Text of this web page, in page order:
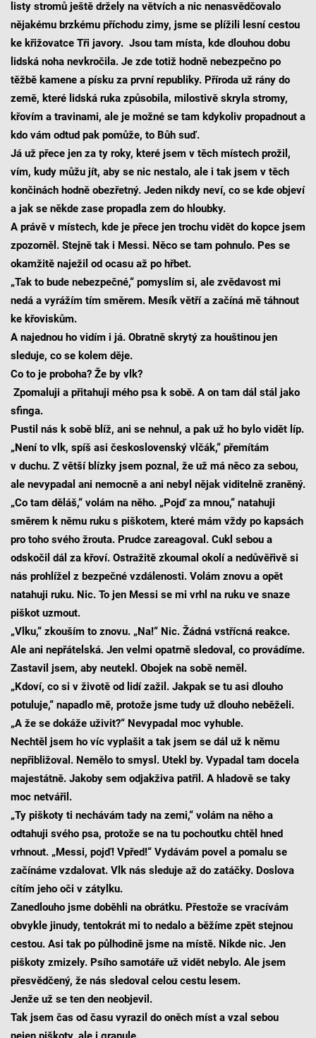
listy stromů ještě držely na větvích a nic nenasvědčovalo
nějakému brzkému příchodu zimy, jsme se plížili lesní cestou
ke křižovatce Tři javory. Jsou tam místa, kde dlouhou dobu
lidská noha nevkročila. Je zde totiž hodně nebezpečno po
těžbě kamene a písku za první republiky. Příroda už rány do
země, které lidská ruka způsobila, milostivě skryla stromy,
křovím a travinami, ale je možné se tam kdykoliv propadnout a
kdo vám odtud pak pomůže, to Bůh suď.
Já už přece jen za ty roky, které jsem v těch místech prožil,
vím, kudy můžu jít, aby se nic nestalo, ale i tak jsem v těch
končinách hodně obezřetný. Jeden nikdy neví, co se kde objeví
a jak se někde zase propadla zem do hloubky.
A právě v místech, kde je přece jen trochu vidět do kopce jsem
zpozorněl. Stejně tak i Messi. Něco se tam pohnulo. Pes se
okamžitě naježil od ocasu až po hřbet.
„Tak to bude nebezpečné,“ pomyslím si, ale zvědavost mi
nedá a vyrážím tím směrem. Mesík větří a začíná mě táhnout
ke křoviskům.
A najednou ho vidím i já. Obratně skrytý za houštinou jen
sleduje, co se kolem děje.
Co to je proboha? Že by vlk?
Zpomaluji a přitahuji mého psa k sobě. A on tam dál stál jako
sfinga.
Pustil nás k sobě blíž, ani se nehnul, a pak už ho bylo vidět líp.
„Není to vlk, spíš asi československý vlčák,“ přemítám
v duchu. Z větší blízky jsem poznal, že už má něco za sebou,
ale nevypadal ani nemocně a ani nebyl nějak viditelně zraněný.
„Co tam děláš,“ volám na něho. „Pojď za mnou,“ natahuji
směrem k němu ruku s piškotem, které mám vždy po kapsách
pro toho svého žrouta. Prudce zareagoval. Cukl sebou a
odskočil dál za křoví. Ostražitě zkoumal okolí a nedůvěřivě si
nás prohlížel z bezpečné vzdálenosti. Volám znovu a opět
natahuji ruku. Nic. To jen Messi se mi vrhl na ruku ve snaze
piškot uzmout.
„Vlku,“ zkouším to znovu. „Na!“ Nic. Žádná vstřícná reakce.
Ale ani nepřátelská. Jen velmi opatrně sledoval, co provádíme.
Zastavil jsem, aby neutekl. Obojek na sobě neměl.
„Kdoví, co si v životě od lidí zažil. Jakpak se tu asi dlouho
potuluje,“ napadlo mě, protože jsme tudy už dlouho neběželi.
„A že se dokáže uživit?“ Nevypadal moc vyhuble.
Nechtěl jsem ho víc vyplašit a tak jsem se dál už k němu
nepřibližoval. Nemělo to smysl. Utekl by. Vypadal tam docela
majestátně. Jakoby sem odjakživa patřil. A hladově se taky
moc netvářil.
„Ty piškoty ti nechávám tady na zemi,“ volám na něho a
odtahuji svého psa, protože se na tu pochoutku chtěl hned
vrhnout. „Messi, pojď! Vpřed!“ Vydávám povel a pomalu se
začínáme vzdalovat. Vlk nás sleduje až do zatáčky. Doslova
cítím jeho oči v zátylku.
Zanedlouho jsme doběhli na obrátku. Přestože se vracívám
obvykle jinudy, tentokrát mi to nedalo a běžíme zpět stejnou
cestou. Asi tak po půlhodině jsme na místě. Nikde nic. Jen
piškoty zmizely. Psího samotáře už vidět nebylo. Ale jsem
přesvědčený, že nás sledoval celou cestu lesem.
Jenže už se ten den neobjevil.
Tak jsem čas od času vyrazil do oněch míst a vzal sebou